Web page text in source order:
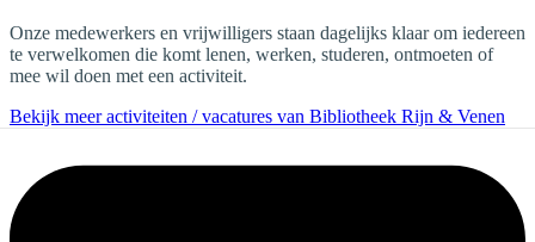
Onze medewerkers en vrijwilligers staan dagelijks klaar om iedereen
te verwelkomen die komt lenen, werken, studeren, ontmoeten of
mee wil doen met een activiteit.
Bekijk meer activiteiten / vacatures van Bibliotheek Rijn & Venen